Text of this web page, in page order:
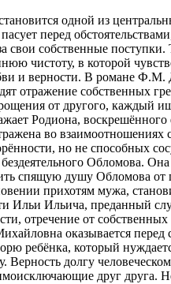
одной из
перед
свои собственные
чистоту, в которой
и верности. В романе
отражение собственных
от другого, каждый
Родиона,
во
но не способных
Обломова.
спящую душу Обломова от
прихотям мужа,
Ильи Ильича, преданный
отречение от
оказывается
ребёнка, который
долгу
друг друга.